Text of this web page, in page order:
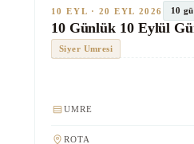
10 EYL · 20 EYL 2026 10
10 Günlük 10 Eylül
Siyer Umresi
UMRE
ROTA